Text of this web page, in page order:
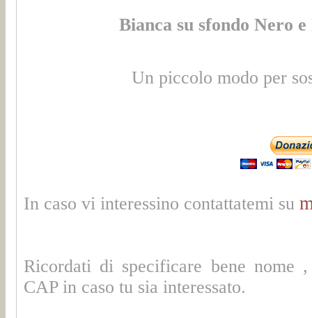
Bianca su sfondo Nero
Un piccolo modo per
In caso vi interessino contattatemi su
Ricordati di specificare bene nome
CAP in caso tu sia interessato.